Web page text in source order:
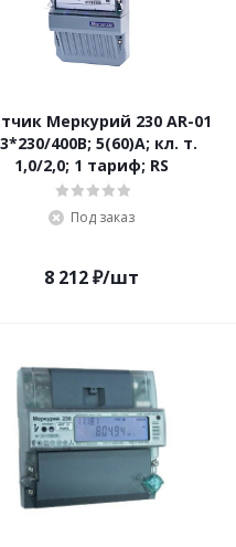
Меркурий 230 AR-01
400В; 5(60)А; кл. т.
1,0/2,0; 1 тариф; RS
Под заказ
8 212₽/шт